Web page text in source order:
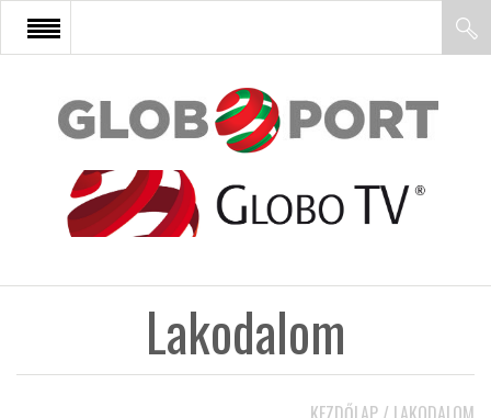
FŐOLDAL
AFRIKA
Lakodalom